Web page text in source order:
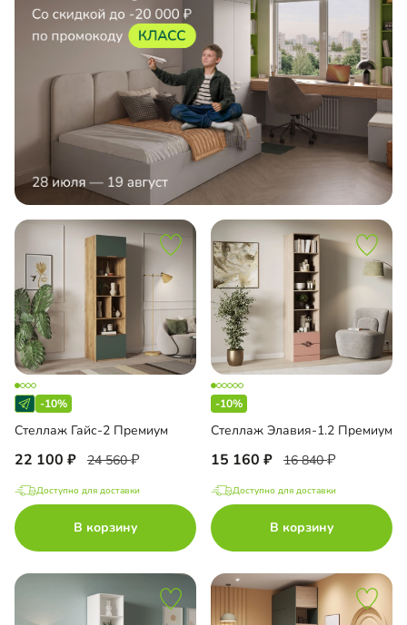
-10%
Стеллаж Гайс-2 Премиум
22 100 24 560
Доступно для доставки
В корзину
-10%
Стеллаж Элавия-1.2 Премиум
15 160 16 840
Доступно для доставки
В корзину